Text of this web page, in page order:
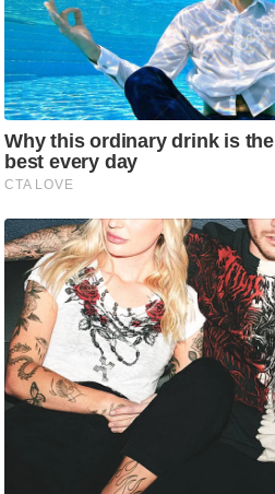
मी
B
r
e
a
k
i
n
g
N
e
w
s